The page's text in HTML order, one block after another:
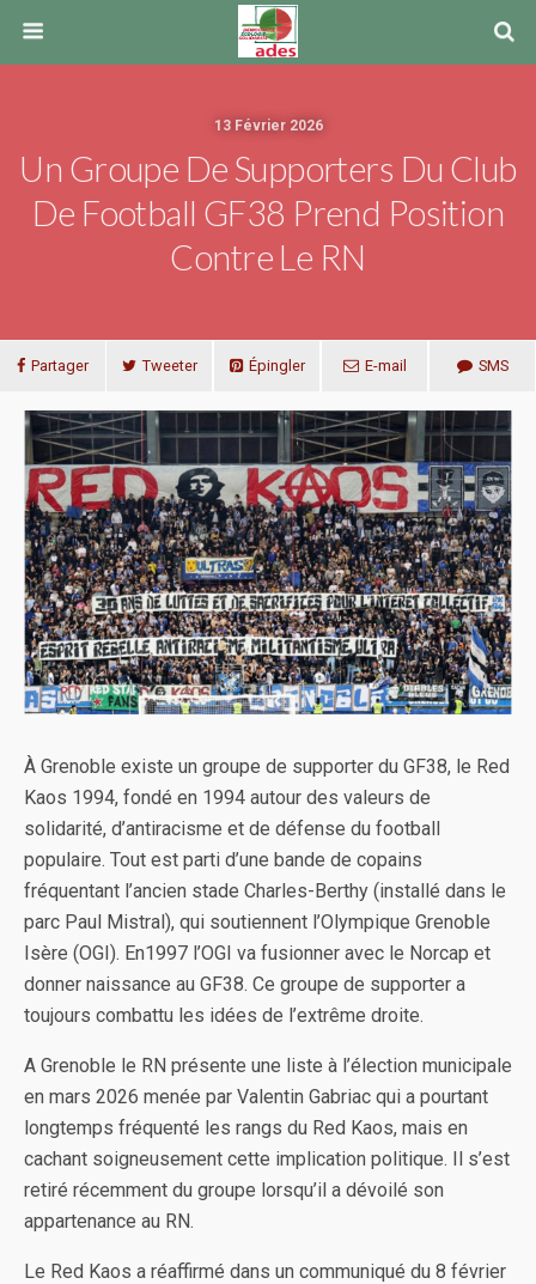
13 Février 2026
Un Groupe De Supporters Du Club
De Football GF38 Prend Position
Contre Le RN
Partager Tweeter Épingler E-mail SMS
À Grenoble existe un groupe de supporter du GF38, le Red
Kaos 1994, fondé en 1994 autour des valeurs de
solidarité, d’antiracisme et de défense du football
populaire. Tout est parti d’une bande de copains
fréquentant l’ancien stade Charles-Berthy (installé dans le
parc Paul Mistral), qui soutiennent l’Olympique Grenoble
Isère (OGI). En1997 l’OGI va fusionner avec le Norcap et
donner naissance au GF38. Ce groupe de supporter a
toujours combattu les idées de l’extrême droite.
A Grenoble le RN présente une liste à l’élection municipale
en mars 2026 menée par Valentin Gabriac qui a pourtant
longtemps fréquenté les rangs du Red Kaos, mais en
cachant soigneusement cette implication politique. Il s’est
retiré récemment du groupe lorsqu’il a dévoilé son
appartenance au RN.
Le Red Kaos a réaffirmé dans un communiqué du 8 février